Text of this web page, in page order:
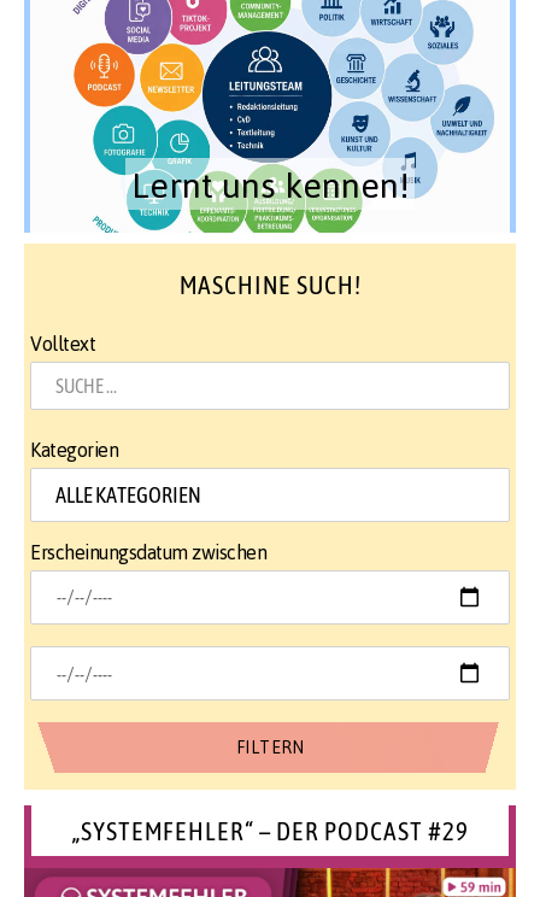
Lernt uns kennen!
MASCHINE SUCH!
Volltext
Kategorien
Erscheinungsdatum zwischen
„SYSTEMFEHLER“ – DER PODCAST #29